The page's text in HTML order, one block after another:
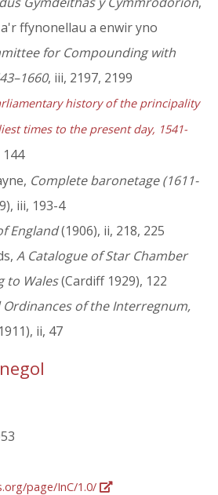
a'r ffynonellau a enwir yno
for Compounding with
, iii, 2197, 2199
history of the principality
times to the present day, 1541-
144
Complete baronetage (1611-
iii, 193-4
England(1906), ii, 218, 225
A Catalogue of Star Chamber
to Wales(Cardiff 1929), 122
Ordinances of the Interregnum,
ii, 47
page/InC/1.0/